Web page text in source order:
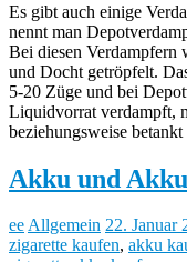
Es gibt auch einige
nennt man
Bei diesen
und Docht getröpfelt.
5-20 Züge und bei
Liquidvorrat verdampft,
beziehungsweise
Akku und
eeAllgemein 22. Januar
zigarette kaufen, akku